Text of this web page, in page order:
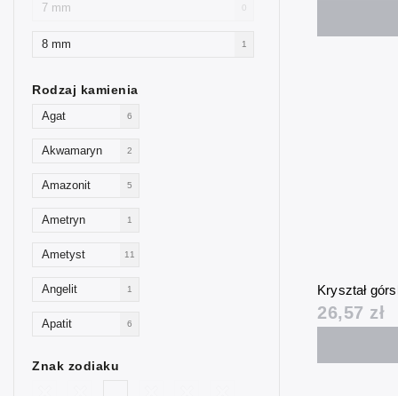
7 mm 0
8 mm 1
Rodzaj kamienia
Agat 6
Akwamaryn 2
Amazonit 5
Ametryn 1
Ametyst 11
Angelit 1
Apatit 6
Znak zodiaku
Kryształ
26,57 zł